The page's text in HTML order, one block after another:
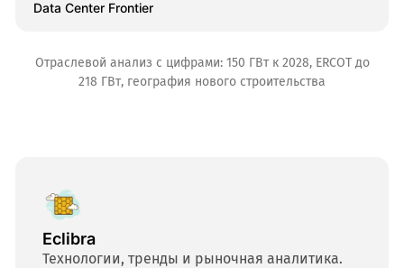
Data Center Frontier
Отраслевой анализ с цифрами: 150 ГВт к 2028, ERCOT до
218 ГВт, география нового строительства
Eclibra
Технологии, тренды и рыночная аналитика.